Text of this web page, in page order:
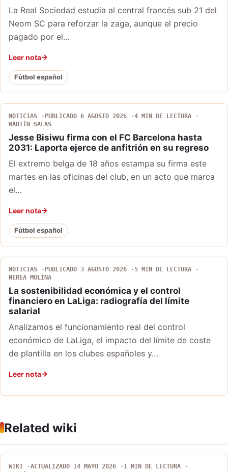
La Real Sociedad estudia al central francés sub 21 del
Neom SC para reforzar la zaga, aunque el precio
pagado por el…
Leer nota
Fútbol español
NOTICIAS PUBLICADO 6 AGOSTO 2026
4 MIN DE LECTURA
MARTÍN SALAS
Jesse Bisiwu firma con el FC Barcelona hasta
2031: Laporta ejerce de anfitrión en su regreso
El extremo belga de 18 años estampa su firma este
martes en las oficinas del club, en un acto que marca
el…
Leer nota
Fútbol español
NOTICIAS PUBLICADO 3 AGOSTO 2026
5 MIN DE LECTURA
NEREA MOLINA
La sostenibilidad económica y el control
financiero en LaLiga: radiografía del límite
salarial
Analizamos el funcionamiento real del control
económico de LaLiga, el impacto del límite de coste
de plantilla en los clubes españoles y…
Leer nota
Related wiki
WIKI ACTUALIZADO 14 MAYO 2026
1 MIN DE LECTURA